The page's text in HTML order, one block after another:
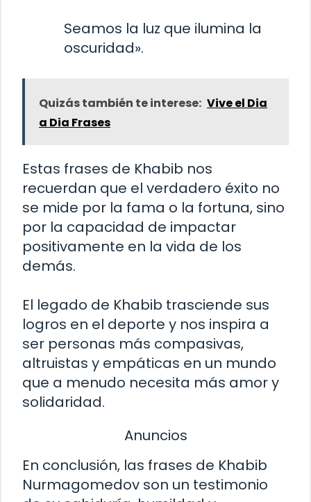
Seamos la luz que ilumina la
oscuridad».
Quizás también te interese: Vive el Dia
a Dia Frases
Estas frases de Khabib nos
recuerdan que el verdadero éxito no
se mide por la fama o la fortuna, sino
por la capacidad de impactar
positivamente en la vida de los
demás.
El legado de Khabib trasciende sus
logros en el deporte y nos inspira a
ser personas más compasivas,
altruistas y empáticas en un mundo
que a menudo necesita más amor y
solidaridad.
Anuncios
En conclusión, las frases de Khabib
Nurmagomedov son un testimonio